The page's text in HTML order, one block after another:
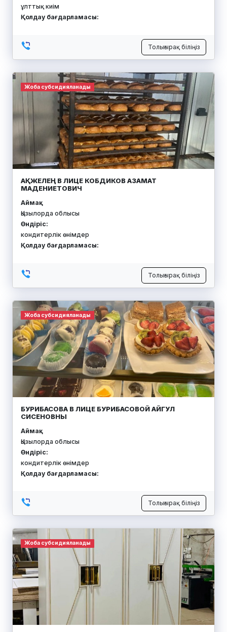
ұлттық киім
Қолдау бағдарламасы:
Толығырақ біліңіз
Жоба субсидияланады
АҚЖЕЛЕҢ В ЛИЦЕ КОБДИКОВ АЗАМАТ
МАДЕНИЕТОВИЧ
Аймақ:
Қызылорда облысы
Өндіріс:
кондитерлік өнімдер
Қолдау бағдарламасы:
Толығырақ біліңіз
Жоба субсидияланады
БУРИБАСОВА В ЛИЦЕ БУРИБАСОВОЙ АЙГУЛ
СИСЕНОВНЫ
Аймақ:
Қызылорда облысы
Өндіріс:
кондитерлік өнімдер
Қолдау бағдарламасы:
Толығырақ біліңіз
Жоба субсидияланады